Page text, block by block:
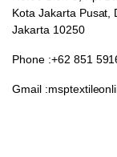
Kota Jakarta Pusat,
Jakarta 10250
Phone :+62 851
Gmail